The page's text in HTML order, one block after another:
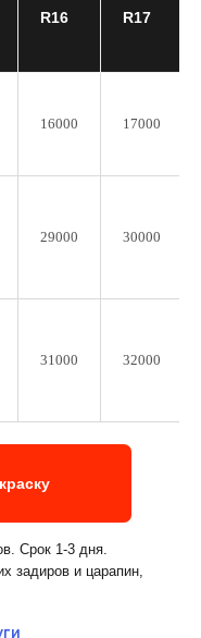
R16 R17
16000 17000
29000 30000
31000 32000
Срок 1-3 дня.
задиров и царапин,
к его